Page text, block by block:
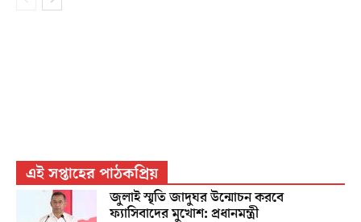
এই সপ্তাহের পাঠকপ্রিয়
জুলাই স্মৃতি জাদুঘর উন্মোচন করবে
ফ্যাসিবাদের মুখোশ: প্রধানমন্ত্রী